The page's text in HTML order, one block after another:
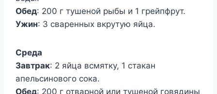
Обед: 200 г тушеной рыбы и 1 грейпфрут.
Ужин: 3 сваренных вкрутую яйца.
Среда
Завтрак: 2 яйца всмятку, 1 стакан
апельсинового сока.
Обед: 200 г отварной или тушеной говядины